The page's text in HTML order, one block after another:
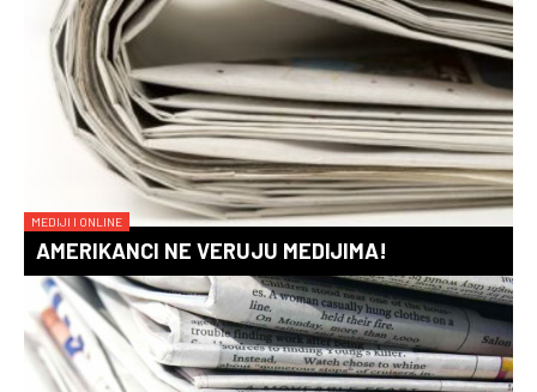
MEDIJI I ONLINE
AMERIKANCI NE VERUJU MEDIJIMA!